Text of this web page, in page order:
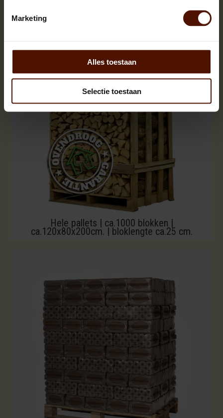
Marketing
Alles toestaan
Selectie toestaan
Hele pallets | ca.1000 blokken |
ca.120x80x200cm. | bloklengte ca.25 cm.